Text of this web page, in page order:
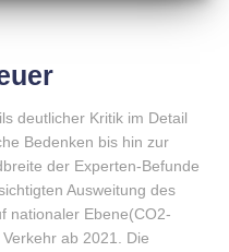
deutlicher Kritik im Detail
Bedenken bis hin zur
der Experten-Befunde
Ausweitung des
nationaler Ebene(CO2-
ab 2021. Die